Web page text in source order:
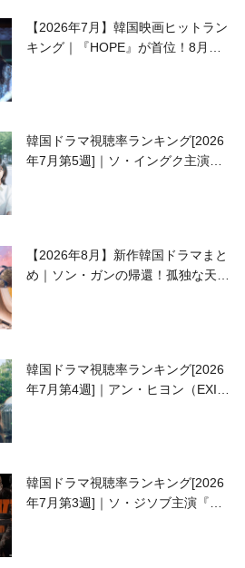
【2026年7月】韓国映画ヒットラン
キング｜『HOPE』が首位！8月公
韓国ドラマ視聴率ランキング[2026
年7月第5週]｜ソ・イングク主演の
【2026年8月】新作韓国ドラマまと
め｜ソン・ガンの帰還！孤独な天才
韓国ドラマ視聴率ランキング[2026
年7月第4週]｜アン・ヒヨン（EXID
韓国ドラマ視聴率ランキング[2026
年7月第3週]｜ソ・ジソブ主演『エ